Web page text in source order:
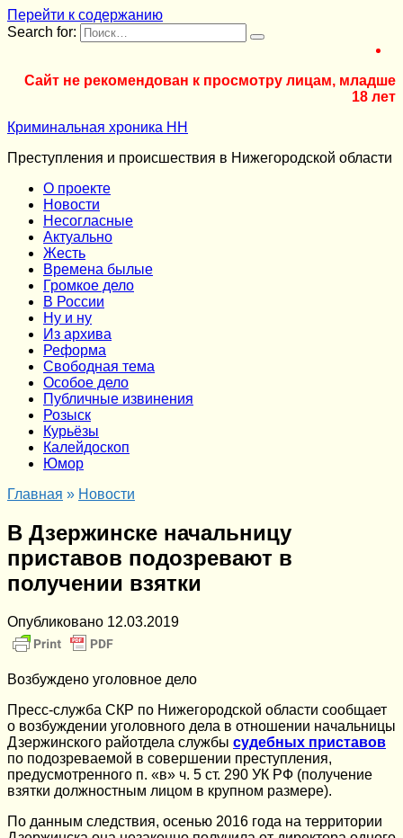
Перейти к содержанию
Search for:
Сайт не рекомендован к просмотру лицам, младше
18 лет
Криминальная хроника НН
Преступления и происшествия в Нижегородской области
О проекте
Новости
Несогласные
Актуально
Жесть
Времена былые
Громкое дело
В России
Ну и ну
Из архива
Реформа
Cвободная тема
Особое дело
Публичные извинения
Розыск
Курьёзы
Калейдоскоп
Юмор
Главная » Новости
В Дзержинске начальницу
приставов подозревают в
получении взятки
Опубликовано 12.03.2019
Возбуждено уголовное дело
Пресс-служба СКР по Нижегородской области сообщает
о возбуждении уголовного дела в отношении начальницы
Дзержинского райотдела службы судебных приставов
по подозреваемой в совершении преступления,
предусмотренного п. «в» ч. 5 ст. 290 УК РФ (получение
взятки должностным лицом в крупном размере).
По данным следствия, осенью 2016 года на территории